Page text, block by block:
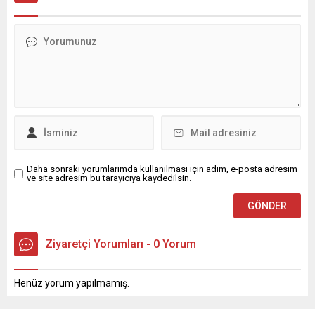
Daha sonraki yorumlarımda kullanılması için adım, e-posta adresim
ve site adresim bu tarayıcıya kaydedilsin.
Ziyaretçi Yorumları - 0 Yorum
Henüz yorum yapılmamış.